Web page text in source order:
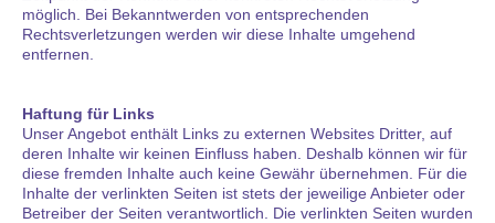
möglich. Bei Bekanntwerden von entsprechenden
Rechtsverletzungen werden wir diese Inhalte umgehend
entfernen.
Haftung für Links
Unser Angebot enthält Links zu externen Websites Dritter, auf
deren Inhalte wir keinen Einfluss haben. Deshalb können wir für
diese fremden Inhalte auch keine Gewähr übernehmen. Für die
Inhalte der verlinkten Seiten ist stets der jeweilige Anbieter oder
Betreiber der Seiten verantwortlich. Die verlinkten Seiten wurden